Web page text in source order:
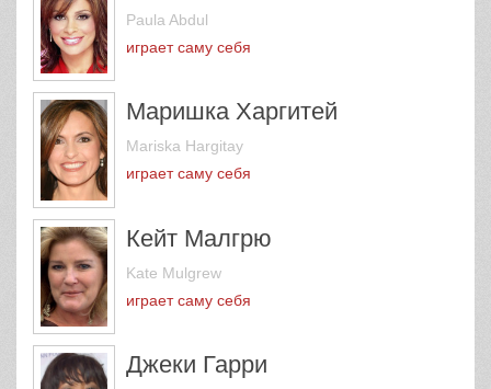
Paula Abdul
играет саму себя
Маришка Харгитей
Mariska Hargitay
играет саму себя
Кейт Малгрю
Kate Mulgrew
играет саму себя
Джеки Гарри